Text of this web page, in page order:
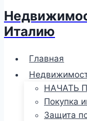
Италию
Главная
НАЧАТЬ
Покупка
Защита